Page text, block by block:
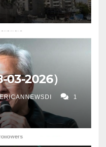
小时倒计时警告。
Watch报道，乌克兰军
了库尔斯克的俄罗斯补
03-2026）
1